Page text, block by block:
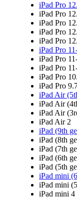
iPad Pro
iPad Pro
iPad Pro
iPad Pro
iPad Pro
iPad Pro
iPad Pro
iPad Pro
iPad Pro
iPad Pro
iPad Air
iPad Air
iPad Air
iPad Air 2
iPad (9th
iPad (8th
iPad (7th
iPad (6th
iPad (5th
iPad mini
iPad mini
iPad mini 4